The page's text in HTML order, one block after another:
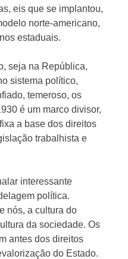
eis que se implantou,
norte-americano,
estaduais.
seja na República,
sistema político,
temeroso, os
é um marco divisor,
a base dos direitos
trabalhista e
interessante
política.
nós, a cultura do
da sociedade. Os
antes dos direitos
do Estado.